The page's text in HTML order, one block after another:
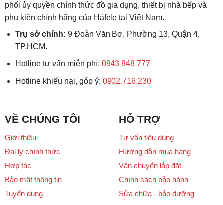
phối ủy quyền chính thức đồ gia dụng, thiết bị nhà bếp và
phụ kiện chính hãng của Häfele tại Việt Nam.
Trụ sở chính: 9 Đoàn Văn Bơ, Phường 13, Quận 4,
TP.HCM.
Hotline tư vấn miễn phí: 0943 848 777
Hotline khiếu nại, góp ý: 0902.716.230
VỀ CHÚNG TÔI
Giới thiệu
Đại lý chính thức
Hợp tác
Bảo mật thông tin
Tuyển dụng
HỖ TRỢ
Tư vấn tiêu dùng
Hướng dẫn mua hàng
Vận chuyển lắp đặt
Chính sách bảo hành
Sửa chữa - bảo dưỡng